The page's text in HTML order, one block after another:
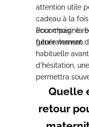
attention utile
cadeau à la
accompagne
future maman.
Pour choisir la
généralement
habituelle
d'hésitation,
permettra
Quelle
retour